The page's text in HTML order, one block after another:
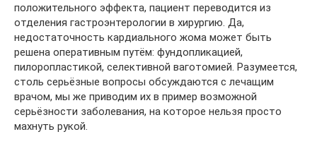
положительного эффекта, пациент переводится из
отделения гастроэнтерологии в хирургию. Да,
недостаточность кардиального жома может быть
решена оперативным путём: фундопликацией,
пилоропластикой, селективной ваготомией. Разумеется,
столь серьёзные вопросы обсуждаются с лечащим
врачом, мы же приводим их в пример возможной
серьёзности заболевания, на которое нельзя просто
махнуть рукой.